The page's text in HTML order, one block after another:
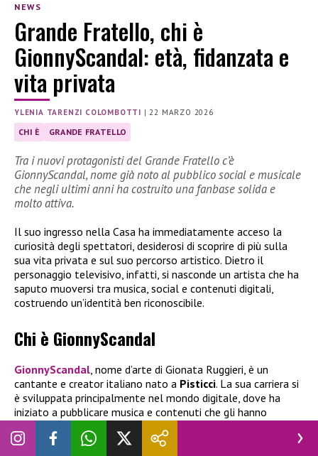
NEWS
Grande Fratello, chi è
GionnyScandal: età, fidanzata e
vita privata
YLENIA TARENZI COLOMBOTTI |22 MARZO 2026
CHI È GRANDE FRATELLO
Tra i nuovi protagonisti del Grande Fratello c’è
GionnyScandal, nome già noto al pubblico social e musicale
che negli ultimi anni ha costruito una fanbase solida e
molto attiva.
Il suo ingresso nella Casa ha immediatamente acceso la
curiosità degli spettatori, desiderosi di scoprire di più sulla
sua vita privata e sul suo percorso artistico. Dietro il
personaggio televisivo, infatti, si nasconde un artista che ha
saputo muoversi tra musica, social e contenuti digitali,
costruendo un’identità ben riconoscibile.
Chi è GionnyScandal
GionnyScandal, nome d’arte di Gionata Ruggieri, è un
cantante e creator italiano nato a Pisticci. La sua carriera si
è sviluppata principalmente nel mondo digitale, dove ha
iniziato a pubblicare musica e contenuti che gli hanno
permesso di raggiungere un pubblico sempre più ampio. Nel
tempo è riuscito a trasformare la sua presenza online in un